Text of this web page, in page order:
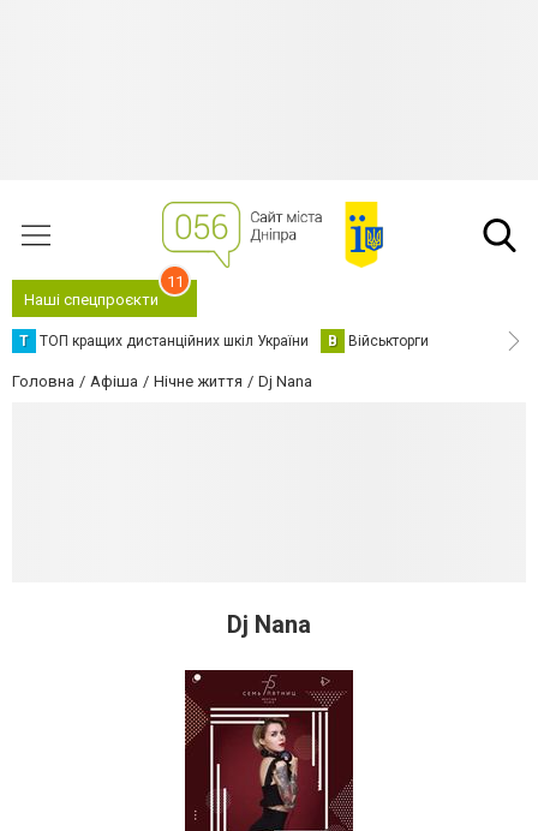
Наші спецпроєкти
11
Т ТОП кращих дистанційних шкіл України В Військторги
Головна Афіша Нічне життя Dj Nana
Dj Nana